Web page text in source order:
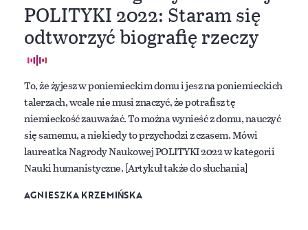
POLITYKI 2022: Staram się
odtworzyć biografię rzeczy
To, że żyjesz w poniemieckim domu i jesz na poniemieckich
talerzach, wcale nie musi znaczyć, że potrafisz tę
niemieckość zauważać. To można wynieść z domu, nauczyć
się samemu, a niekiedy to przychodzi z czasem. Mówi
laureatka Nagrody Naukowej POLITYKI 2022 w kategorii
Nauki humanistyczne. [Artykuł także do słuchania]
AGNIESZKA KRZEMIŃSKA